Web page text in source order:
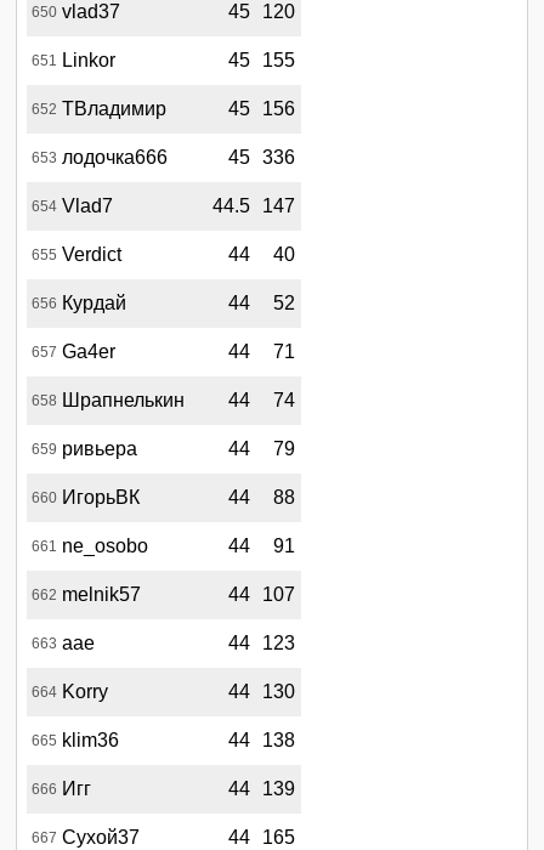
650 vlad37 45 120
651 Linkor 45 155
652 ТВладимир 45 156
653 лодочка666 45 336
654 Vlad7 44.5 147
655 Verdict 44 40
656 Курдай 44 52
657 Ga4er 44 71
658 Шрапнелькин 44 74
659 ривьера 44 79
660 ИгорьВК 44 88
661 ne_osobo 44 91
662 melnik57 44 107
663 аае 44 123
664 Korry 44 130
665 klim36 44 138
666 Игг 44 139
667 Сухой37 44 165